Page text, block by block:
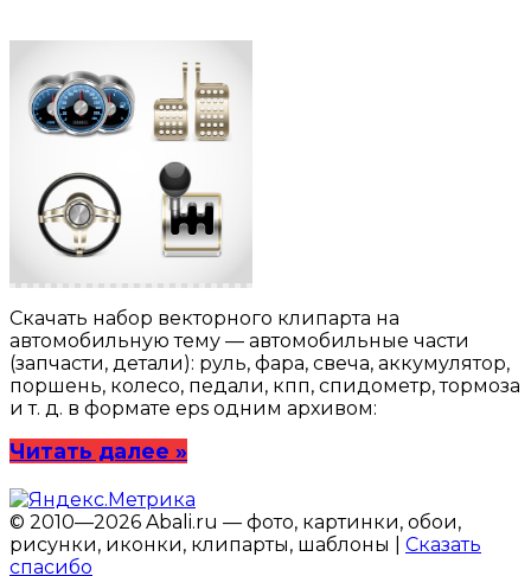
Скачать набор векторного клипарта на
автомобильную тему — автомобильные части
(запчасти, детали): руль, фара, свеча, аккумулятор,
поршень, колесо, педали, кпп, спидометр, тормоза
и т. д. в формате eps одним архивом:
Читать далее »
© 2010—2026 Abali.ru — фото, картинки, обои,
рисунки, иконки, клипарты, шаблоны | Сказать
спасибо